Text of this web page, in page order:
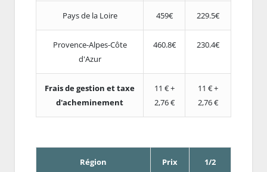
Pays de la Loire 459€ 229.5€
Provence-Alpes-Côte
d'Azur
460.8€ 230.4€
Frais de gestion et taxe
d'acheminement
11 € +
2,76 €
11 € +
2,76 €
Région Prix 1/2